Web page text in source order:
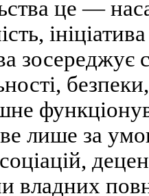
це —
зосереджує
лише за
владних